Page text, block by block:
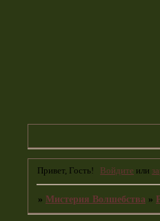
Привет, Гость! Войдите или
»Мистерия Волшебства »